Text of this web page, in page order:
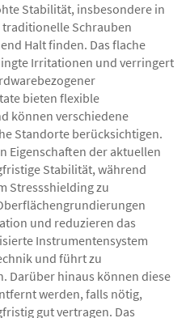
Stabilität, insbesondere in
Schrauben
Halt finden. Das flache
Irritationen und verringert
bieten flexible
können verschiedene
Standorte berücksichtigen.
Eigenschaften der aktuellen
Stabilität, während
Stressshielding zu
und reduzieren das
Instrumentensystem
und führt zu
Darüber hinaus können diese
werden, falls nötig,
gut vertragen. Das